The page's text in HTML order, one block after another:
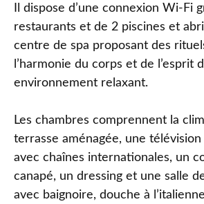
Il dispose d’une connexion Wi-Fi
restaurants et de 2 piscines et
centre de spa proposant des
l’harmonie du corps et de l’esprit
environnement relaxant.
Les chambres comprennent la
terrasse aménagée, une
avec chaînes internationales, un
canapé, un dressing et une salle
avec baignoire, douche à